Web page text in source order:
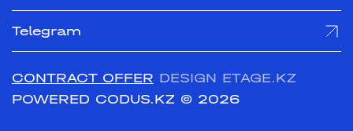
Telegram
CONTRACT OFFER DESIGN ETAGE.KZ
POWERED CODUS.KZ © 2026